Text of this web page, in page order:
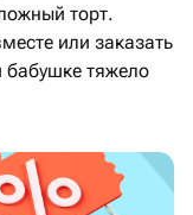
торт.
или заказать
бабушке тяжело